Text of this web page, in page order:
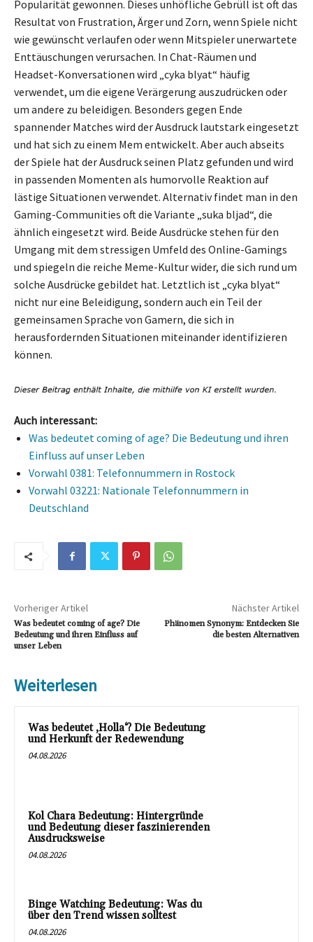
Popularität gewonnen. Dieses unhöfliche Gebrüll ist oft das
Resultat von Frustration, Ärger und Zorn, wenn Spiele nicht
wie gewünscht verlaufen oder wenn Mitspieler unerwartete
Enttäuschungen verursachen. In Chat-Räumen und
Headset-Konversationen wird „cyka blyat“ häufig
verwendet, um die eigene Verärgerung auszudrücken oder
um andere zu beleidigen. Besonders gegen Ende
spannender Matches wird der Ausdruck lautstark eingesetzt
und hat sich zu einem Mem entwickelt. Aber auch abseits
der Spiele hat der Ausdruck seinen Platz gefunden und wird
in passenden Momenten als humorvolle Reaktion auf
lästige Situationen verwendet. Alternativ findet man in den
Gaming-Communities oft die Variante „suka bljad“, die
ähnlich eingesetzt wird. Beide Ausdrücke stehen für den
Umgang mit dem stressigen Umfeld des Online-Gamings
und spiegeln die reiche Meme-Kultur wider, die sich rund um
solche Ausdrücke gebildet hat. Letztlich ist „cyka blyat“
nicht nur eine Beleidigung, sondern auch ein Teil der
gemeinsamen Sprache von Gamern, die sich in
herausfordernden Situationen miteinander identifizieren
können.
Auch interessant:
Was bedeutet coming of age? Die Bedeutung und ihren
Einfluss auf unser Leben
Vorwahl 0381: Telefonnummern in Rostock
Vorwahl 03221: Nationale Telefonnummern in
Deutschland
Vorheriger Artikel
Was bedeutet coming of age? Die
Bedeutung und ihren Einfluss auf
unser Leben
Nächster Artikel
Phänomen Synonym: Entdecken Sie
die besten Alternativen
Weiterlesen
Was bedeutet ‚Holla‘? Die Bedeutung
und Herkunft der Redewendung
04.08.2026
Kol Chara Bedeutung: Hintergründe
und Bedeutung dieser faszinierenden
Ausdrucksweise
04.08.2026
Binge Watching Bedeutung: Was du
über den Trend wissen solltest
04.08.2026